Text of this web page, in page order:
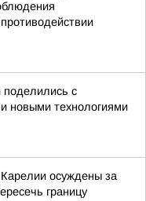
поделились с
новыми технологиями
осуждены за
границу